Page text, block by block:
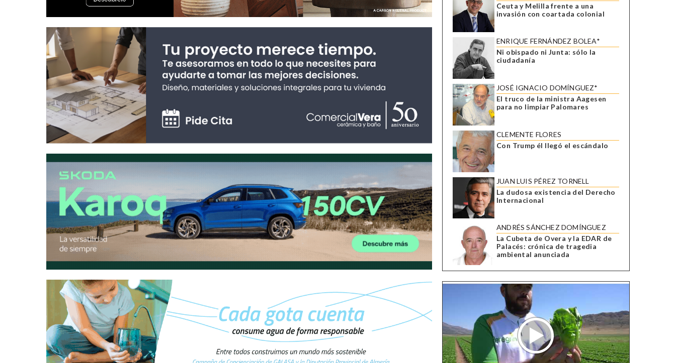
Ceuta y Melilla frente a una
invasión con coartada colonial
ENRIQUE FERNÁNDEZ BOLEA*
Ni obispado ni Junta: sólo la
ciudadanía
JOSÉ IGNACIO DOMÍNGUEZ*
El truco de la ministra Aagesen
para no limpiar Palomares
CLEMENTE FLORES
Con Trump él llegó el escándalo
JUAN LUIS PÉREZ TORNELL
La dudosa existencia del Derecho
Internacional
ANDRÉS SÁNCHEZ DOMÍNGUEZ
La Cubeta de Overa y la EDAR de
Palacés: crónica de tragedia
ambiental anunciada